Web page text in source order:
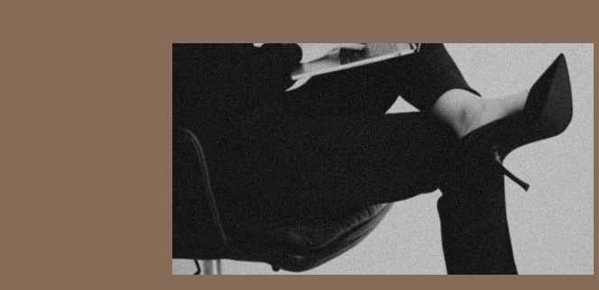
READ THE POST